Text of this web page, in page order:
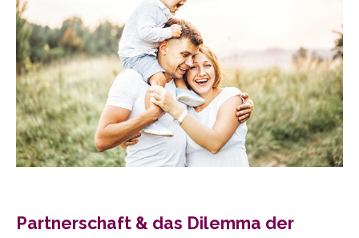
Partnerschaft & das Dilemma der